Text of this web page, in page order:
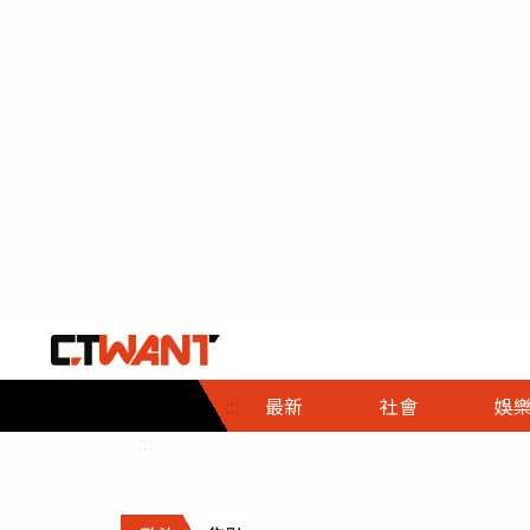
::: 最新 社會
社會首頁
時事
調查
娛樂
娛樂首頁
即時
財經首頁
熱線
政